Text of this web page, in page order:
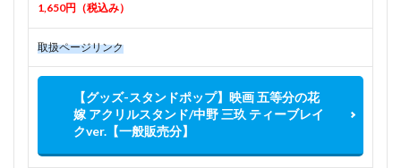
1,650円（税込み）
取扱ページリンク
【グッズ-スタンドポップ】映画 五等分の花
嫁 アクリルスタンド/中野 三玖 ティーブレイ
クver.【一般販売分】